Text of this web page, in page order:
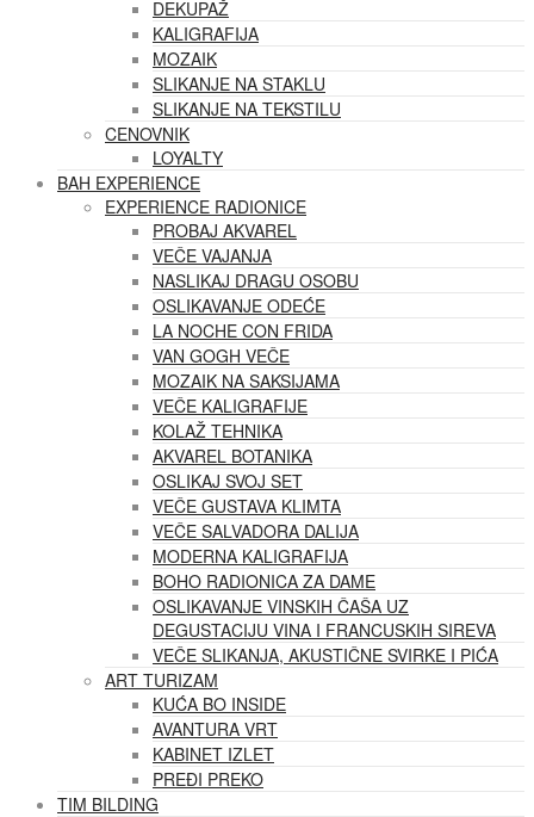
DEKUPAŽ
KALIGRAFIJA
MOZAIK
SLIKANJE NA STAKLU
SLIKANJE NA TEKSTILU
CENOVNIK
LOYALTY
BAH EXPERIENCE
EXPERIENCE RADIONICE
PROBAJ AKVAREL
VEČE VAJANJA
NASLIKAJ DRAGU OSOBU
OSLIKAVANJE ODEĆE
LA NOCHE CON FRIDA
VAN GOGH VEČE
MOZAIK NA SAKSIJAMA
VEČE KALIGRAFIJE
KOLAŽ TEHNIKA
AKVAREL BOTANIKA
OSLIKAJ SVOJ SET
VEČE GUSTAVA KLIMTA
VEČE SALVADORA DALIJA
MODERNA KALIGRAFIJA
BOHO RADIONICA ZA DAME
OSLIKAVANJE VINSKIH ČAŠA UZ
DEGUSTACIJU VINA I FRANCUSKIH SIREVA
VEČE SLIKANJA, AKUSTIČNE SVIRKE I PIĆA
ART TURIZAM
KUĆA BO INSIDE
AVANTURA VRT
KABINET IZLET
PREĐI PREKO
TIM BILDING